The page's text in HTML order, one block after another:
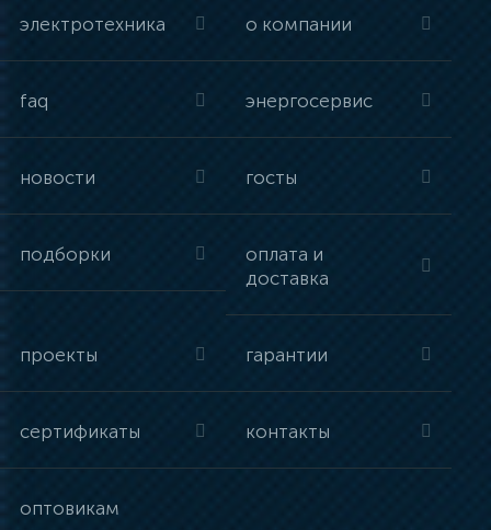
электротехника о компании
faq энергосервис
новости госты
подборки
оплата и
доставка
проекты гарантии
сертификаты контакты
оптовикам